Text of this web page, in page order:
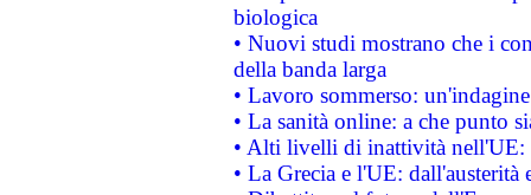
biologica
• Nuovi studi mostrano che i
della banda larga
• Lavoro sommerso:
• La sanità online: a che punto
• Alti livelli di inattività nell'UE:
• La Grecia e l'UE: dall'austerità